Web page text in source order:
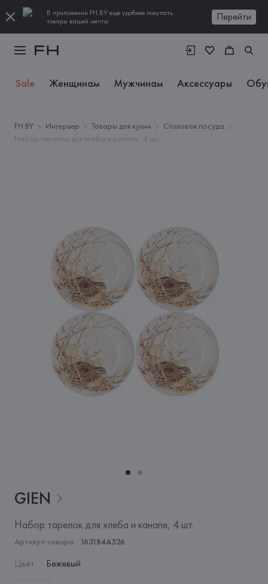
В приложении FH.BY еще удобнее покупать
товары вашей мечты
Перейти
Sale Женщинам Мужчинам Аксессуары
FH.BY Интерьер Товары для кухни
Столовая посуда
Набор тарелок для хлеба и канапе, 4 шт.
GIEN
Набор тарелок для хлеба и канапе, 4 шт.
Артикул товара: 1631B4A526
Цвет: Бежевый